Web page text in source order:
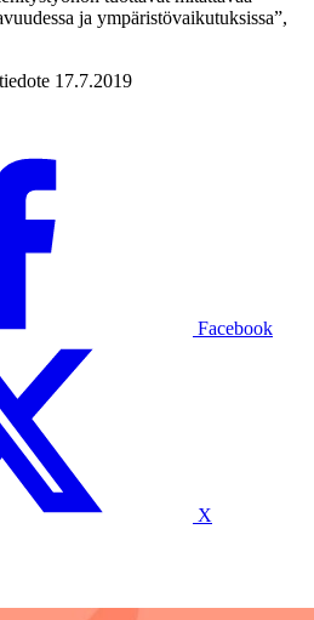
ja ympäristövaikutuksissa”,
17.7.2019
Facebook
X